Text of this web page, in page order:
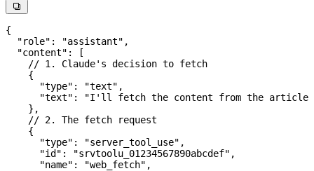

{
  "role"
: "assistant" ,
  "content"
: [
    // 1. Claude's decision to fetch
    {
      "type"
: "text" ,
      "text"
:
"I'll fetch the content from the article
    },
    // 2. The fetch request
    {
      "type"
: "server_tool_use" ,
      "id"
: "srvtoolu_01234567890abcdef" ,
      "name"
: "web_fetch" ,